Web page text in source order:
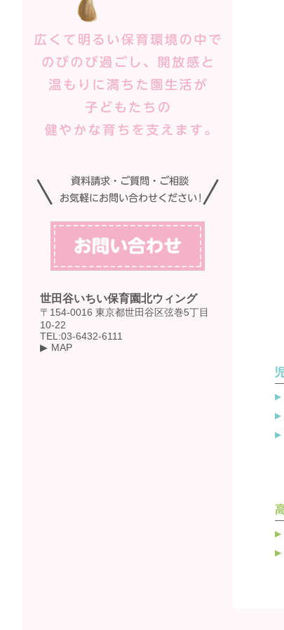
世田谷いちい保育園北ウィング
〒154-0016 東京都世田谷区弦巻5丁目
10-22
TEL:03-6432-6111
MAP